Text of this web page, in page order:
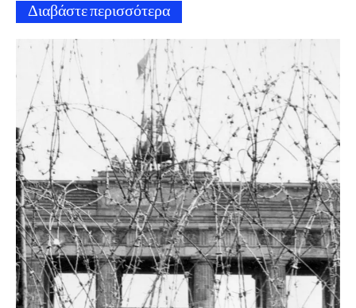
Διαβάστε περισσότερα